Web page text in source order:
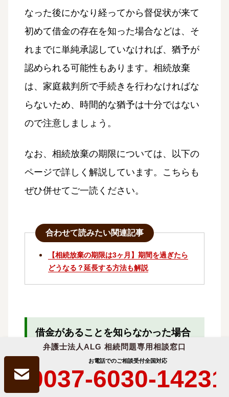
弁護士法人ALG 相続問題専用相談窓口
お電話でのご相談受付全国対応
0037-6030-14231
なった後にかなり経ってから督促状が来て
初めて借金の存在を知った場合などは、そ
れまでに単純承認していなければ、猶予が
認められる可能性もあります。相続放棄
は、家庭裁判所で手続きを行わなければな
らないため、時間的な猶予は十分ではない
ので注意しましょう。
なお、相続放棄の期限については、以下の
ページで詳しく解説しています。こちらも
ぜひ併せてご一読ください。
合わせて読みたい関連記事
【相続放棄の期限は3ヶ月】期間を過ぎたら
どうなる？延長する方法も解説
借金があることを知らなかった場合
は、期限後でも相続放棄できる？
相続放棄の期限である3ヶ月が過ぎてしまっ